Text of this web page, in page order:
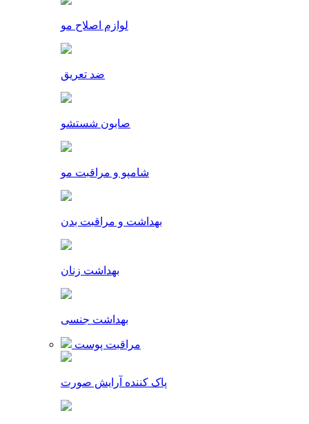
لوازم اصلاح مو
ضد تعریق
صابون شستشو
شامپو و مراقبت مو
بهداشت و مراقبت بدن
بهداشت زنان
بهداشت جنسی
مراقبت پوست
پاک کننده آرایش صورت